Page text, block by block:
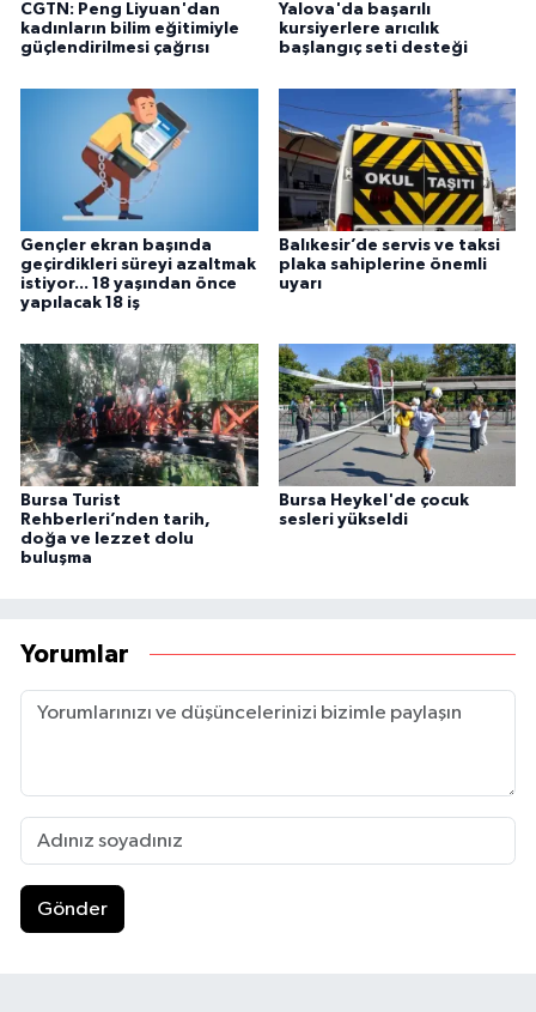
CGTN: Peng Liyuan'dan
kadınların bilim eğitimiyle
güçlendirilmesi çağrısı
Yalova'da başarılı
kursiyerlere arıcılık
başlangıç seti desteği
Gençler ekran başında
geçirdikleri süreyi azaltmak
istiyor... 18 yaşından önce
yapılacak 18 iş
Balıkesir’de servis ve taksi
plaka sahiplerine önemli
uyarı
Bursa Turist
Rehberleri’nden tarih,
doğa ve lezzet dolu
buluşma
Bursa Heykel'de çocuk
sesleri yükseldi
Yorumlar
Gönder